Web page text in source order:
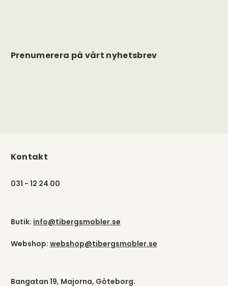
Prenumerera på vårt nyhetsbrev
Kontakt
031 - 12 24 00
Butik: info@tibergsmobler.se
Webshop: webshop@tibergsmobler.se
Bangatan 19, Majorna, Göteborg.